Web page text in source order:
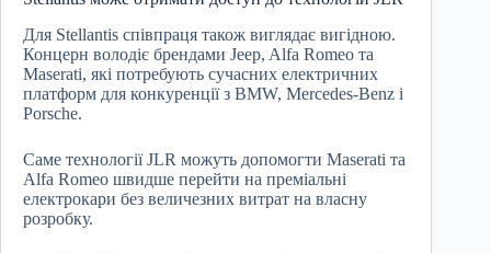
Для Stellantis співпраця також виглядає вигідною.
Концерн володіє брендами Jeep, Alfa Romeo та
Maserati, які потребують сучасних електричних
платформ для конкуренції з BMW, Mercedes-Benz і
Porsche.
Саме технології JLR можуть допомогти Maserati та
Alfa Romeo швидше перейти на преміальні
електрокари без величезних витрат на власну
розробку.